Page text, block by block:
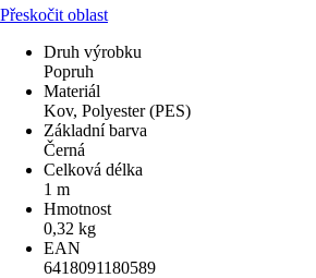
Přeskočit oblast
Druh výrobku
Popruh
Materiál
Kov, Polyester (PES)
Základní barva
Černá
Celková délka
1 m
Hmotnost
0,32 kg
EAN
6418091180589